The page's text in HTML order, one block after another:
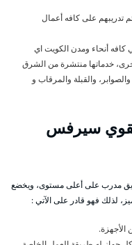
تدريبهم على كافه أعمال
أنحاء ومدن الكويت اي
خدماتها منتشرة من الشرق
والقبلة والمرقاب و
سيرفس
مدرب على أعلى مستوى، ويخضع
لذلك فهو قادر على الآتي :
الأجهزة.